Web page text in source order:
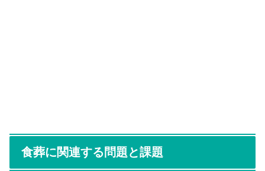
食葬に関連する問題と課題